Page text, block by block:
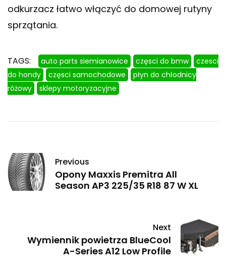
odkurzacz łatwo włączyć do domowej rutyny
sprzątania.
TAGS: auto parts siemianowice częsci do bmw
czesci
do hondy
częsci samochodowe
płyn do chłodnicy
różowy
sklepy motoryzacyjne
Previous
Opony Maxxis Premitra All
Season AP3 225/35 R18 87 W XL
Next
Wymiennik powietrza BlueCool
A-Series A12 Low Profile